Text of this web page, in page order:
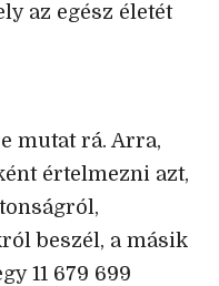
az egész életét
mutat rá. Arra,
értelmezni azt,
beszél, a másik
11 679 699